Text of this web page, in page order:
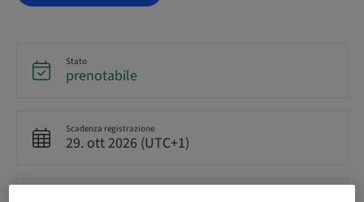
Stato
prenotabile
Scadenza registrazione
29. ott 2026 (UTC+1)